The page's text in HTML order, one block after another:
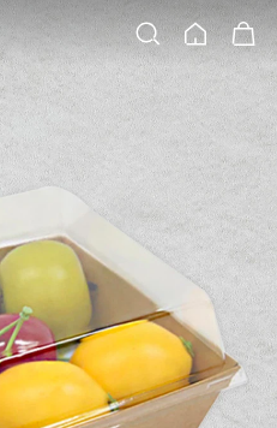
검색 장바구니